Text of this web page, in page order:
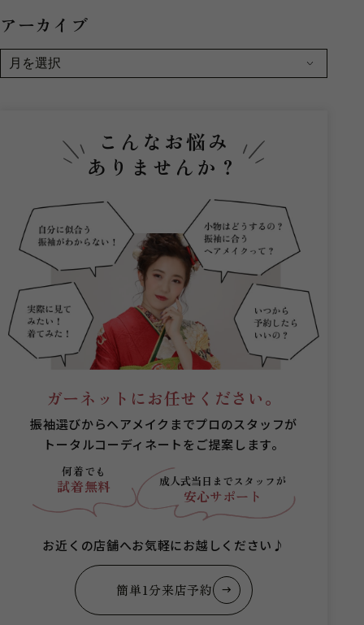
アーカイブ
こんなお悩み
ありませんか？
ガーネットにお任せください。
振袖選びからヘアメイクまでプロのスタッフが
トータルコーディネートをご提案します。
何着でも
試着無料 成人式当日まで スタッフが
安心サポート
お近くの店舗へお気軽にお越しください♪
簡単1分来店予約